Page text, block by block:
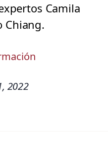
Camila
Chiang.
2022